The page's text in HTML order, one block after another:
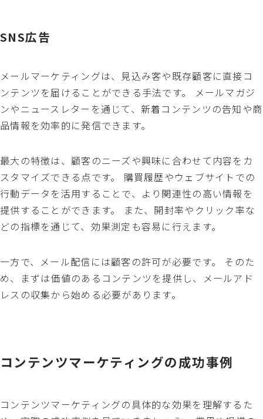
SNS広告
メールマーケティングは、見込み客や既存顧客に直接コ
ンテンツを届けることができる手法です。 メールマガジ
ンやニュースレターを通じて、新着コンテンツの告知や商
品情報を効率的に発信できます。
最大の特徴は、顧客のニーズや興味に合わせて内容をカ
スタマイズできる点です。 購買履歴やウェブサイトでの
行動データを活用することで、より関連性の高い情報を
提供することができます。 また、開封率やクリック率な
どの指標を通じて、効果測定も容易に行えます。
一方で、メール配信には顧客の許可が必要です。 そのた
め、まずは価値のあるコンテンツを提供し、メールアド
レスの収集から始める必要があります。
コンテンツマーケティングの成功事例
コンテンツマーケティングの具体的な効果を理解するた